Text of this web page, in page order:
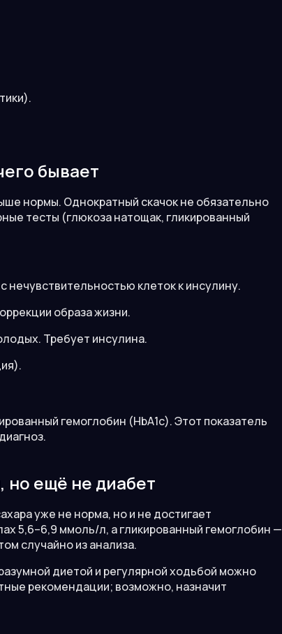
бывает
нормы. Однократный скачок не обязательно
тесты (глюкоза натощак, гликированный
нечувствительностью клеток к инсулину.
образа жизни.
Требует инсулина.
гемоглобин (HbA1c). Этот показатель
но ещё не диабет
уже не норма, но и не достигает
5,6–6,9 ммоль/л, а гликированный гемоглобин —
случайно из анализа.
диетой и регулярной ходьбой можно
рекомендации; возможно, назначит